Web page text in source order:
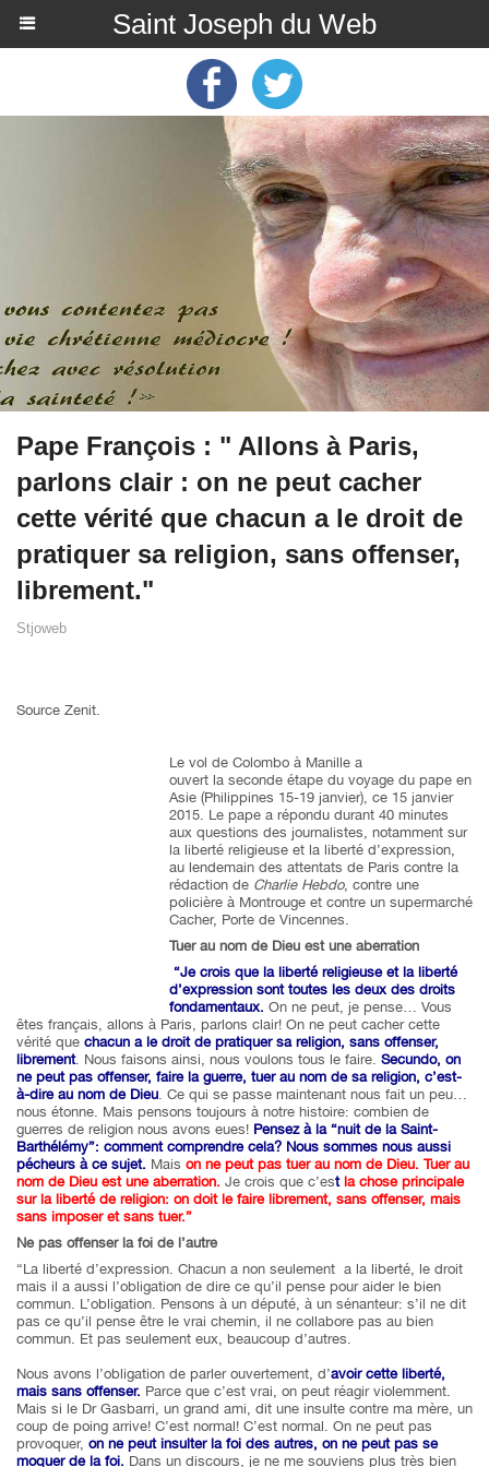
Saint Joseph du Web
Pape François : " Allons à Paris,
parlons clair : on ne peut cacher
cette vérité que chacun a le droit de
pratiquer sa religion, sans offenser,
librement."
Stjoweb
Source Zenit.
Le vol de Colombo à Manille a
ouvert la seconde étape du voyage du pape en
Asie (Philippines 15-19 janvier), ce 15 janvier
2015. Le pape a répondu durant 40 minutes
aux questions des journalistes, notamment sur
la liberté religieuse et la liberté d’expression,
au lendemain des attentats de Paris contre la
rédaction de Charlie Hebdo, contre une
policière à Montrouge et contre un supermarché
Cacher, Porte de Vincennes.
Tuer au nom de Dieu est une aberration
“Je crois que la liberté religieuse et la liberté
d’expression sont toutes les deux des droits
fondamentaux. On ne peut, je pense… Vous
êtes français, allons à Paris, parlons clair! On ne peut cacher cette
vérité que chacun a le droit de pratiquer sa religion, sans offenser,
librement. Nous faisons ainsi, nous voulons tous le faire. Secundo, on
ne peut pas offenser, faire la guerre, tuer au nom de sa religion, c’est-
à-dire au nom de Dieu. Ce qui se passe maintenant nous fait un peu…
nous étonne. Mais pensons toujours à notre histoire: combien de
guerres de religion nous avons eues! Pensez à la “nuit de la Saint-
Barthélémy”: comment comprendre cela? Nous sommes nous aussi
pécheurs à ce sujet. Mais on ne peut pas tuer au nom de Dieu. Tuer au
nom de Dieu est une aberration. Je crois que c’estla chose principale
sur la liberté de religion: on doit le faire librement, sans offenser, mais
sans imposer et sans tuer.”
Ne pas offenser la foi de l’autre
“La liberté d’expression. Chacun a non seulement a la liberté, le droit
mais il a aussi l’obligation de dire ce qu’il pense pour aider le bien
commun. L’obligation. Pensons à un député, à un sénanteur: s’il ne dit
pas ce qu’il pense être le vrai chemin, il ne collabore pas au bien
commun. Et pas seulement eux, beaucoup d’autres.
Nous avons l’obligation de parler ouvertement, d’avoir cette liberté,
mais sans offenser. Parce que c’est vrai, on peut réagir violemment.
Mais si le Dr Gasbarri, un grand ami, dit une insulte contre ma mère, un
coup de poing arrive! C’est normal! C’est normal. On ne peut pas
provoquer, on ne peut insulter la foi des autres, on ne peut pas se
moquer de la foi. Dans un discours, je ne me souviens plus très bien